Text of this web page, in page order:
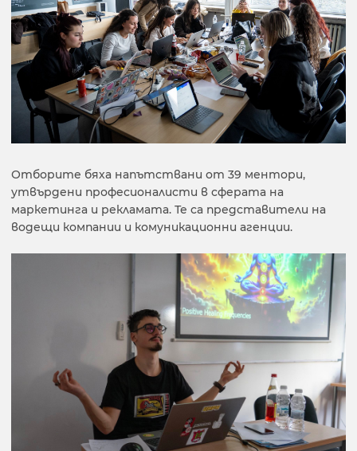
Отборите бяха напътствани от 39 ментори,
утвърдени професионалисти в сферата на
маркетинга и рекламата. Те са представители на
водещи компании и комуникационни агенции.